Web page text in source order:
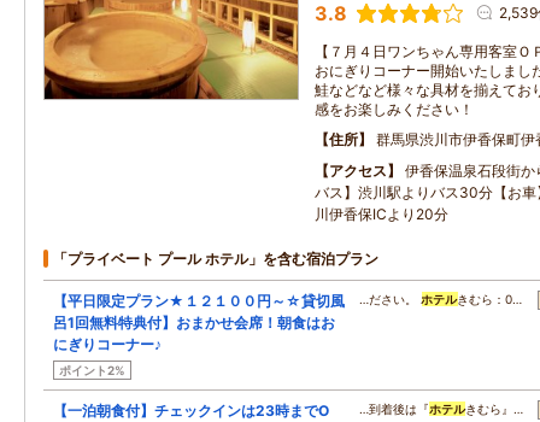
3.8
【７月４日ワンちゃん専用客室
おにぎりコーナー開始いたしまし
鮭などなど様々な具材を揃えてお
感をお楽しみください！
住所
群馬県渋川市伊香保町伊
アクセス
伊香保温泉石段街
バス】渋川駅よりバス30分【お
川伊香保ICより20分
「プライベート プール ホテル」を含む宿泊プラン
【平日限定プラン★１２１００円～☆貸切風
呂1回無料特典付】おまかせ会席！朝食はお
にぎりコーナー♪
ポイント2%
…ださい。 ホテルきむら：0…
【一泊朝食付】チェックインは23時までO
…到着後は『ホテルきむら』…